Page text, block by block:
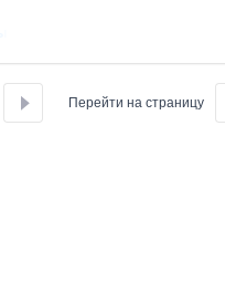
Перейти на страницу